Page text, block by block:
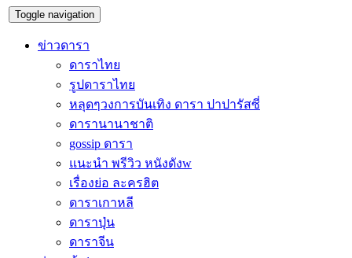
Toggle navigation
ข่าวดารา
ดาราไทย
รูปดาราไทย
หลุดๆวงการบันเทิง ดารา ปาปารัสซี่
ดารานานาชาติ
gossip ดารา
แนะนำ พรีวิว หนังดังw
เรื่องย่อ ละครฮิต
ดาราเกาหลี
ดาราปุ่น
ดาราจีน